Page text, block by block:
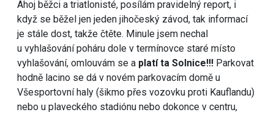
Ahoj běžci a triatlonisté, posílám pravidelný report, i
když se běžel jen jeden jihočeský závod, tak informací
je stále dost, takže čtěte. Minule jsem nechal
u vyhlašování poháru dole v termínovce staré místo
vyhlašování, omlouvám se a platí ta Solnice!!! Parkovat
hodně lacino se dá v novém parkovacím domě u
Všesportovní haly (šikmo přes vozovku proti Kauflandu)
nebo u plaveckého stadiónu nebo dokonce v centru,